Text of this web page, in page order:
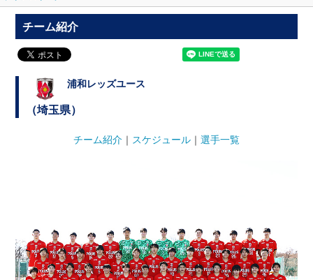
チーム紹介
浦和レッズユース
（埼玉県）
チーム紹介 ｜ スケジュール ｜ 選手一覧